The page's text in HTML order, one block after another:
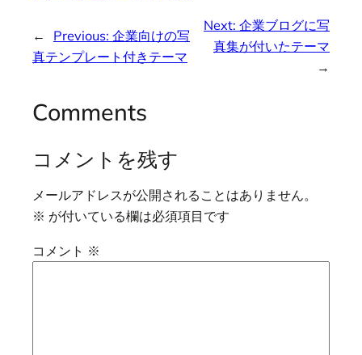
← Previous: 企業向けの写
真テンプレート付きテーマ
Next: 企業ブログに写
真集が付いたテーマ
→
Comments
コメントを残す
メールアドレスが公開されることはありません。
※ が付いている欄は必須項目です
コメント ※